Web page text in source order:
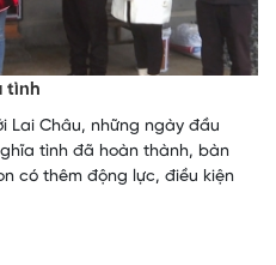
tình
Lai Châu, những ngày đầu
tình đã hoàn thành, bàn
có thêm động lực, điều kiện